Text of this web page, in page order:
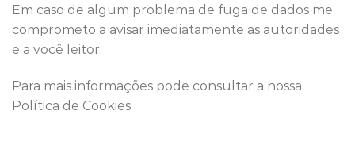
Em caso de algum problema de fuga de dados me
comprometo a avisar imediatamente as autoridades
e a você leitor.
Para mais informações pode consultar a nossa
Política de Cookies.